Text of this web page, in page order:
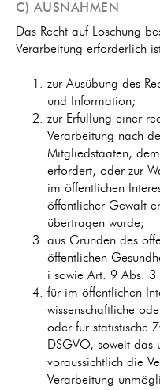
C) AUSNAHMEN
Das Recht auf Löschung
Verarbeitung erforderlich
zur Ausübung des
und Information;
zur Erfüllung einer
Verarbeitung nach
Mitgliedstaaten,
erfordert, oder zur
im öffentlichen
öffentlicher Gewalt
übertragen wurde;
aus Gründen des
öffentlichen
i sowie Art. 9 Abs. 3
für im öffentlichen
wissenschaftliche
oder für statistische
DSGVO, soweit das
voraussichtlich die
Verarbeitung